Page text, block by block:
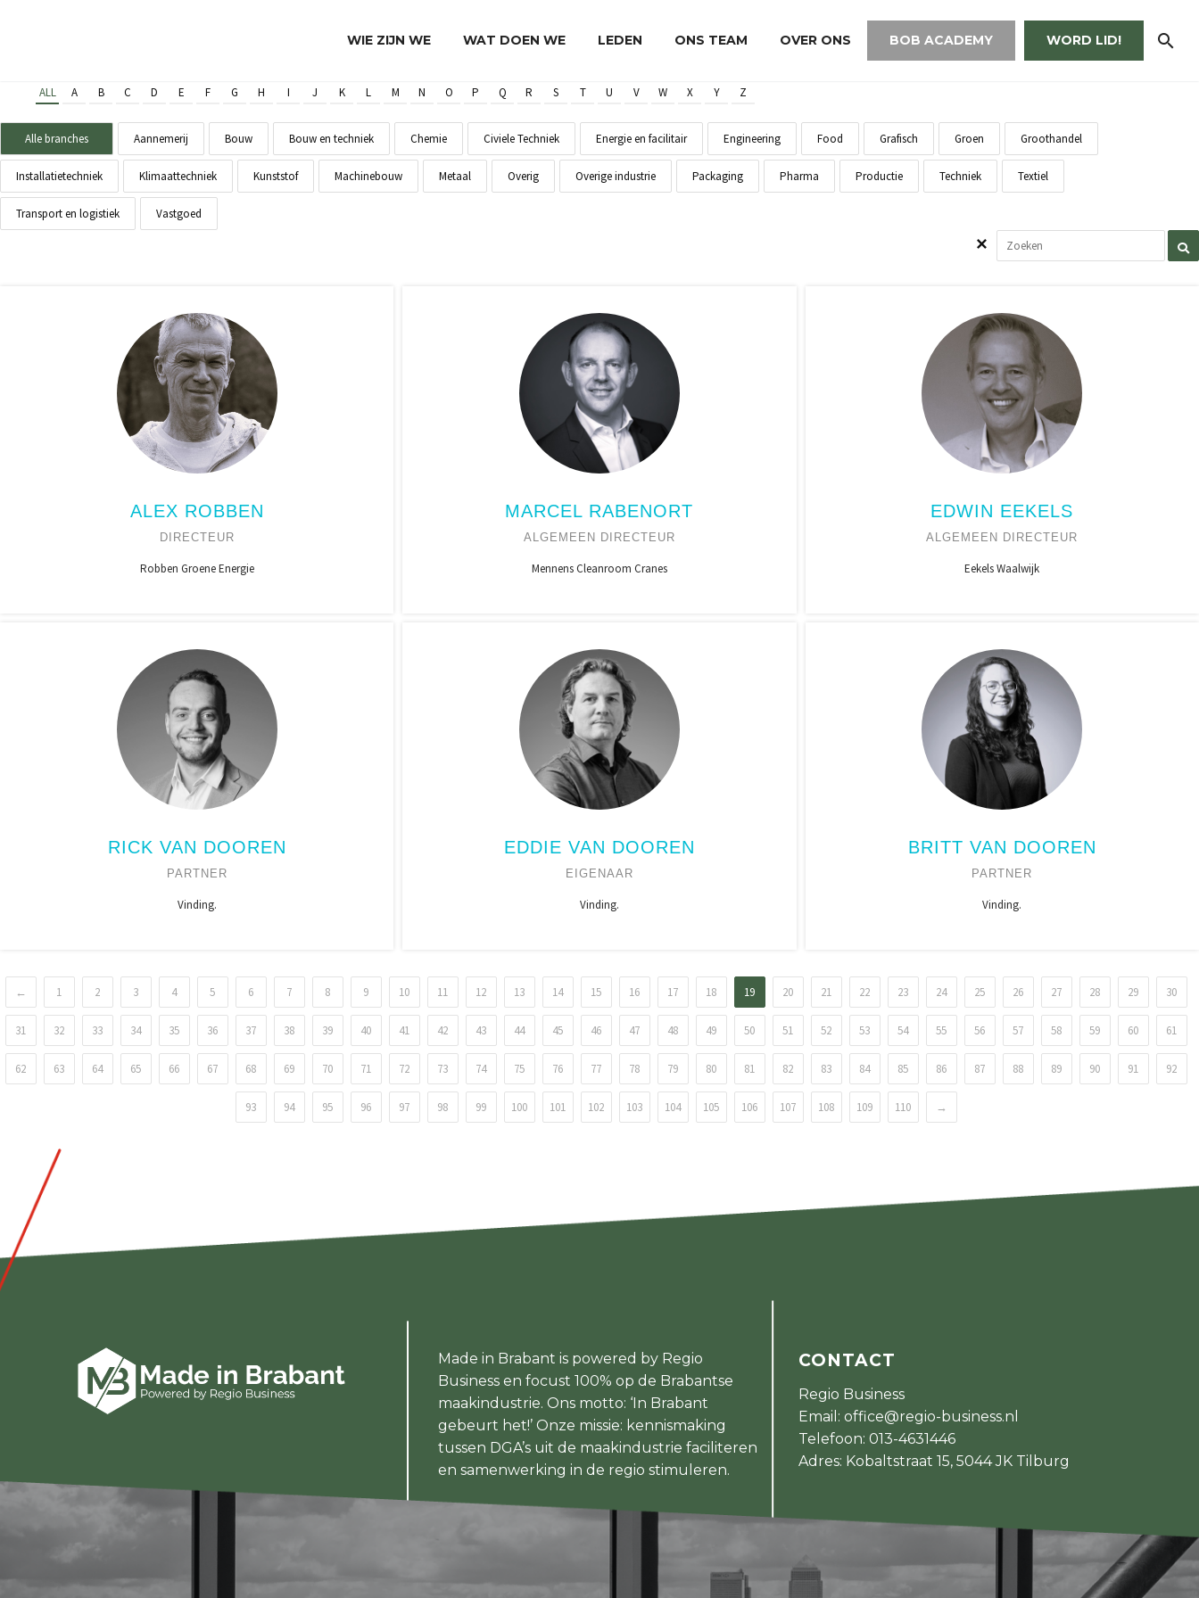
WIE ZIJN WE WAT DOEN WE LEDEN ONS TEAM OVER ONS BOB ACADEMY WORD LID!
ALL A B C D E F G H I J K L M N O P Q R S T U V W X Y Z
Alle branches Aannemerij Bouw Bouw en techniek Chemie Civiele Techniek Energie en facilitair Engineering Food Grafisch Groen Groothandel
Installatietechniek Klimaattechniek Kunststof Machinebouw Metaal Overig Overige industrie Packaging Pharma Productie Techniek Textiel
Transport en logistiek Vastgoed
ALEX ROBBEN
DIRECTEUR
Robben Groene Energie
MARCEL RABENORT
ALGEMEEN DIRECTEUR
Mennens Cleanroom Cranes
EDWIN EEKELS
ALGEMEEN DIRECTEUR
Eekels Waalwijk
RICK VAN DOOREN
PARTNER
Vinding.
EDDIE VAN DOOREN
EIGENAAR
Vinding.
BRITT VAN DOOREN
PARTNER
Vinding.
← 1 2 3 4 5 6 7 8 9 10 11 12 13 14 15 16 17 18 19 20 21 22 23 24 25 26 27 28 29 30
31 32 33 34 35 36 37 38 39 40 41 42 43 44 45 46 47 48 49 50 51 52 53 54 55 56 57 58 59 60 61
62 63 64 65 66 67 68 69 70 71 72 73 74 75 76 77 78 79 80 81 82 83 84 85 86 87 88 89 90 91 92
93 94 95 96 97 98 99 100 101 102 103 104 105 106 107 108 109 110 →
Made in Brabant is powered by Regio
Business en focust 100% op de Brabantse
maakindustrie. Ons motto: ‘In Brabant
gebeurt het!’ Onze missie: kennismaking
tussen DGA’s uit de maakindustrie faciliteren
en samenwerking in de regio stimuleren.
CONTACT
Regio Business
Email: office@regio-business.nl
Telefoon: 013-4631446
Adres: Kobaltstraat 15, 5044 JK Tilburg